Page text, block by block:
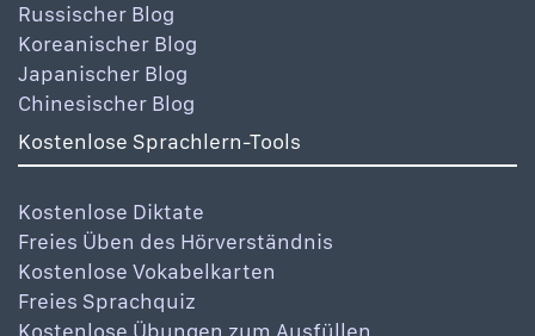
Russischer Blog
Koreanischer Blog
Japanischer Blog
Chinesischer Blog
Kostenlose Sprachlern-Tools
Kostenlose Diktate
Freies Üben des Hörverständnis
Kostenlose Vokabelkarten
Freies Sprachquiz